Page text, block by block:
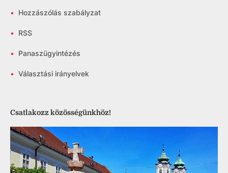
• Hozzászólás szabályzat
• RSS
• Panaszügyintézés
• Választási irányelvek
Csatlakozz közösségünkhöz!